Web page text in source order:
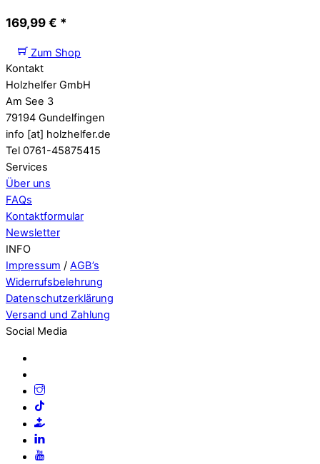
169,99€ *
Zum Shop
Kontakt
Holzhelfer GmbH
Am See 3
79194 Gundelfingen
info [at] holzhelfer.de
Tel 0761-45875415
Services
Über uns
FAQs
Kontaktformular
Newsletter
INFO
Impressum / AGB’s
Widerrufsbelehrung
Datenschutzerklärung
Versand und Zahlung
Social Media